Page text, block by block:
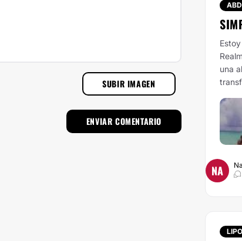
SUBIR IMAGEN
una
NA